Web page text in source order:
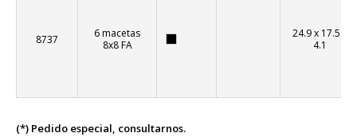
8737
6 macetas
8x8 FA
24.9 x 17.5 x
4.1
(*) Pedido especial, consultarnos.